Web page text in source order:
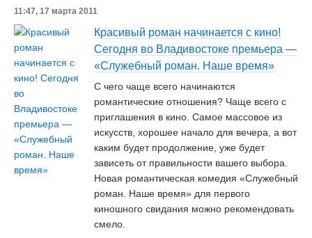
11:47, 17 марта 2011
Красивый роман начинается с кино!
Сегодня во Владивостоке премьера —
«Служебный роман. Наше время»
С чего чаще всего начинаются
романтические отношения? Чаще всего с
приглашения в кино. Самое массовое из
искусств, хорошее начало для вечера, а вот
каким будет продолжение, уже будет
зависеть от правильности вашего выбора.
Новая романтическая комедия «Служебный
роман. Наше время» для первого
киношного свидания можно рекомендовать
смело.